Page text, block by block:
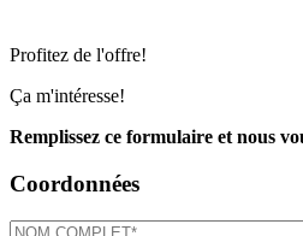
Profitez de l'offre!
Ça m'intéresse!
Remplissez ce formulaire et nous
Coordonnées